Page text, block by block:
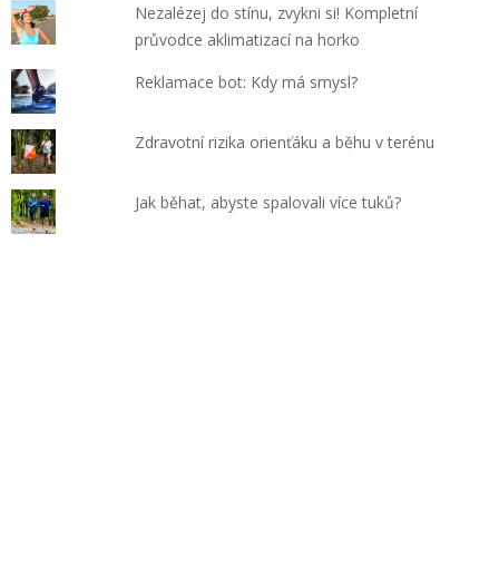
Nezalézej do stínu, zvykni si! Kompletní
průvodce aklimatizací na horko
Reklamace bot: Kdy má smysl?
Zdravotní rizika orienťáku a běhu v terénu
Jak běhat, abyste spalovali více tuků?